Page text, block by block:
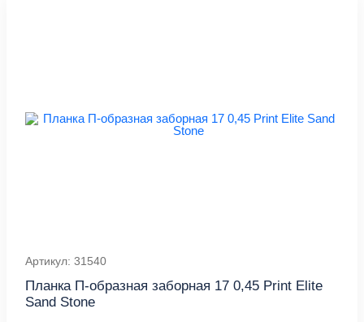
Артикул: 31540
Планка П-образная заборная 17 0,45 Print Elite
Sand Stone